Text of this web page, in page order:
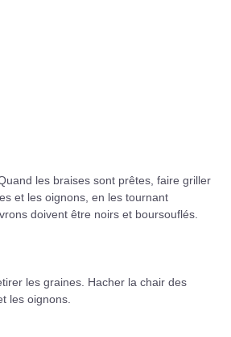
les braises sont prêtes, faire griller
et les oignons, en les tournant
doivent être noirs et boursouflés.
les graines. Hacher la chair des
les oignons.